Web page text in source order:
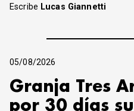
Escribe Lucas Giannetti
05/08/2026
Granja Tres
por 30 días